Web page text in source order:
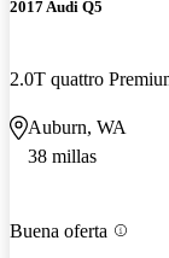
2017 Audi Q5
2.0T quattro
Auburn, WA
38 millas
Buena oferta